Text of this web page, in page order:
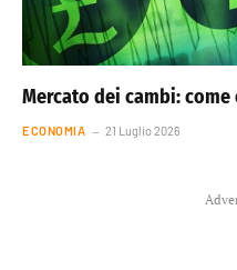
Mercato dei cambi: come
ECONOMIA 21 Luglio 2026